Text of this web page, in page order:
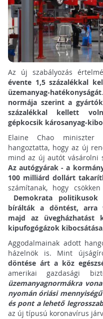
Az új szabályozás
évente 1,5 százalékkal
üzemanyag-hatékonyságát
normája szerint a
százalékkal kellett
gépkocsik károsanyag-
Elaine Chao miniszter
hangoztatta, hogy az új
mind az új autót vásárolni
Az autógyárak - a
100 milliárd dollárt
számítanak, hogy
Demokrata politikusok
bírálták a döntést, arra
majd az üvegházhatást
kipufogógázok
Aggodalmainak adott
házelnök is. Mint
döntése árt a köz
amerikai gazdasági
üzemanyagnormákra
nyomán óriási
és pont a lehető
az új típusú koronavírus